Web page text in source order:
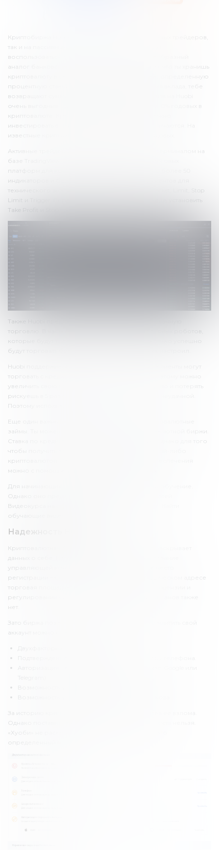
Криптобиржа Huobi ориентирована как на активных трейдеров,
так и на пассивных инвесторов. Инвесторы могут
воспользоваться стекингом. Стекинг – это своеобразный
аналог банковского депозита. Тебе платят за то, что ты хранишь
криптовалюту в своем кошельке. Стекинг имеет определенную
процентную ставку, и когда заканчивается время вклада, тебе
возвращают сумму и начисляют процент. Условия на Huobi
очень выгодные. Здесь можно получать более 100% годовых в
криптовалюте. Кроме малоизвестных монет, можно
инвестировать в USDT или в ETH. Но и ставки отличаются. На
известные криптоактивы ставка в районе 8% годовых.
Активные трейдеры могут работать с торговым терминалом на
базе TradingView. Это одна из самых удобных торговых
платформ для криптотрейдинга. Здесь доступно более 50
индикаторов и более 100 графических инструментов для
технического анализа. Есть 4 вида ордеров – Market, Limit, Stop
Limit и Trigger. Перед открытием сделки ты можешь установить
Take Profit и Stop Loss (всегда делай это!).
Также Huobi предлагает клиентам автоматизированную
торговлю. В частности, можно подключить торговых роботов,
которые будут торговать за тебя. Однако насколько успешно
будут торговать боты – зависит от того, как ты их настроил.
Huobi поддерживает маржинальную торговлю. Клиенты могут
торговать с кредитным плечом до 1:5. Благодаря этому можно
увеличить свою прибыль в 5 раз за одну сделку! Но и потерять
рискуешь в 5 раз больше, если сделка окажется неудачной.
Поэтому используй с умом.
Еще один важный сервис для трейдеров – криптовалютные
займы. Ты можешь получать кредиты от криптовалютной биржи.
Ставка по кредитам составляет 18.25% годовых. Однако для того
чтобы получить займ, нужно обеспечить его какой-либо
криптовалютой. Рассчитать сумму возврата и обеспечения
можно с помощью калькулятора на сайте Huobi.
Для начинающих трейдеров на бирже доступно обучение.
Однако оно представлено в виде обучающих статей.
Видеокурса на официальном сайте «Хуоби» нет. Найти
обучающие видео можно на канале в Youtube.
Надежность Huobi
Криптовалютная биржа «Хуоби» почему-то не раскрывает
данных о себе. Известно лишь официальное название
управляющей компании – Huobi Global, а также место
регистрации – Сингапур. Информацию о юридическом адресе
торговая площадка не публикует. Сведений о лицензии и
регулировании со стороны государственных органов также
нет.
Зато биржа позаботилась о защите клиентов. Защитить свой
аккаунт можно следующими способами:
За историю криптобиржи Huobi не было случаев ее взлома.
Однако поставить высокую оценку за безопасность нельзя.
«Хуоби» не раскрывает информацию о себе, и это
определенный минус.